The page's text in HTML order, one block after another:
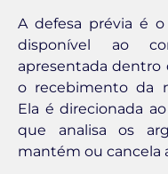
A defesa prévia é
disponível ao
apresentada dentro
o recebimento da
Ela é direcionada
que analisa os
mantém ou cancela